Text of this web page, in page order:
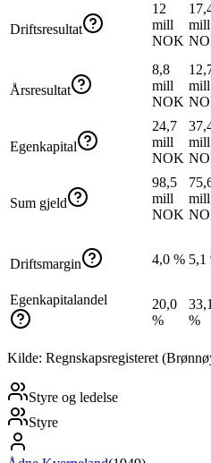
Driftsresultat
12
mill
NOK
mill
Årsresultat
8,8
mill
NOK
mill
Egenkapital
24,7
mill
NOK
mill
Sum gjeld
98,5
mill
NOK
mill
Driftsmargin 4,0 % 5,1
Egenkapitalandel
20,0
%
33,1
%
Kilde: Regnskapsregisteret
Styre og ledelse
Styre